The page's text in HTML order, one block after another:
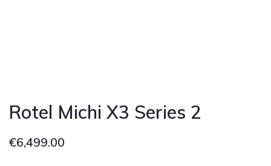
Rotel Michi X3 Series 2
€6,499.00